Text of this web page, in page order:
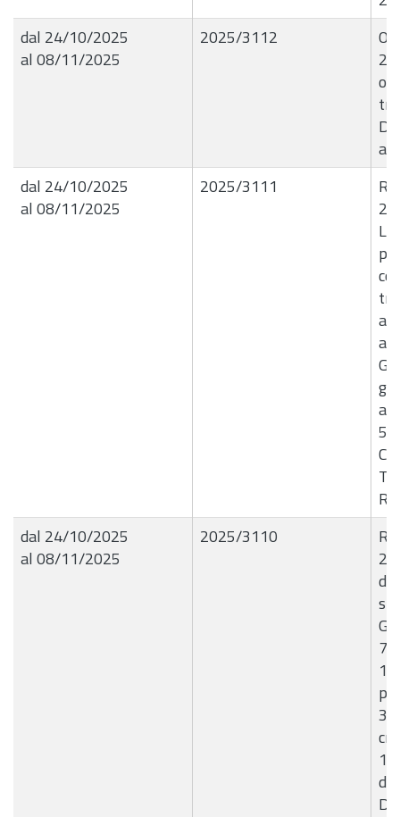
dal 24/10/2025
al 08/11/2025
2025/3112
dal 24/10/2025
al 08/11/2025
2025/3111
dal 24/10/2025
al 08/11/2025
2025/3110
di